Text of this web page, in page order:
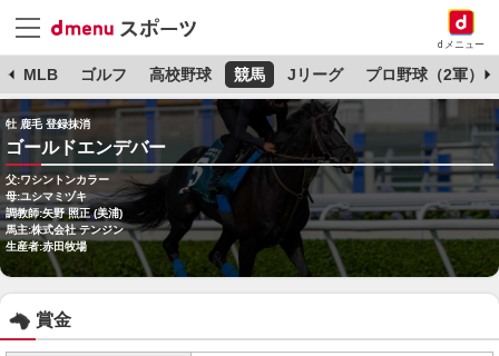
dメニュー
MLB ゴルフ 高校野球 競馬 Jリーグ プロ野球（2軍）
牡 鹿毛 登録抹消
ゴールドエンデバー
父:ワシントンカラー
母:ユシマミヅキ
調教師:矢野 照正 (美浦)
馬主:株式会社 テンジン
生産者:赤田牧場
賞金